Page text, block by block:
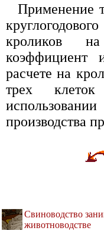
Применение
кроликов
коэффициент
расчете на
трех
производства
Свиноводство
животноводстве